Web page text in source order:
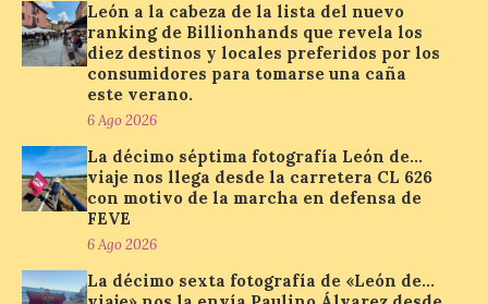
abiertas del 22 de julio al 4
de septiembre de 2026.
Bruselas, 6 de agosto de
2026.- La Comisión
Europea ha actualizado las normas de su
programa de prácticas, estableciendo un
marco único modernizado que hace que el
programa […]
Despega el primer avión
de Iberia con wifi de alta
velocidad gratuito de
León a la cabeza de la lista del nuevo
ranking de Billionhands que revela los
diez destinos y locales preferidos por los
consumidores para tomarse una caña
este verano.
6 Ago 2026
La décimo séptima fotografía León de…
viaje nos llega desde la carretera CL 626
con motivo de la marcha en defensa de
FEVE
6 Ago 2026
La décimo sexta fotografía de «León de…